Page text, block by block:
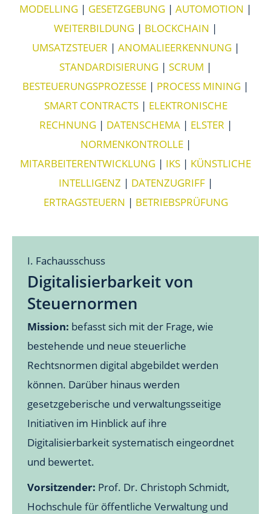
MODELLING | GESETZGEBUNG | AUTOMOTION |
WEITERBILDUNG | BLOCKCHAIN |
UMSATZSTEUER | ANOMALIEERKENNUNG|
STANDARDISIERUNG | SCRUM |
BESTEUERUNGSPROZESSE | PROCESS MINING |
SMART CONTRACTS| ELEKTRONISCHE
RECHNUNG| DATENSCHEMA| ELSTER |
NORMENKONTROLLE|
MITARBEITERENTWICKLUNG | IKS | KÜNSTLICHE
INTELLIGENZ | DATENZUGRIFF|
ERTRAGSTEUERN | BETRIEBSPRÜFUNG
I. Fachausschuss
Digitalisierbarkeit von
Steuernormen
Mission: befasst sich mit der Frage, wie
bestehende und neue steuerliche
Rechtsnormen digital abgebildet werden
können. Darüber hinaus werden
gesetzgeberische und verwaltungsseitige
Initiativen im Hinblick auf ihre
Digitalisierbarkeit systematisch eingeordnet
und bewertet.
Vorsitzender: Prof. Dr. Christoph Schmidt,
Hochschule für öffentliche Verwaltung und